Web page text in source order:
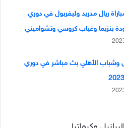
ريال مدريد وليفربول في دوري
بنزيما وغياب كروسي وتشواميني
وشباب الأهلي بث مباشر في دوري